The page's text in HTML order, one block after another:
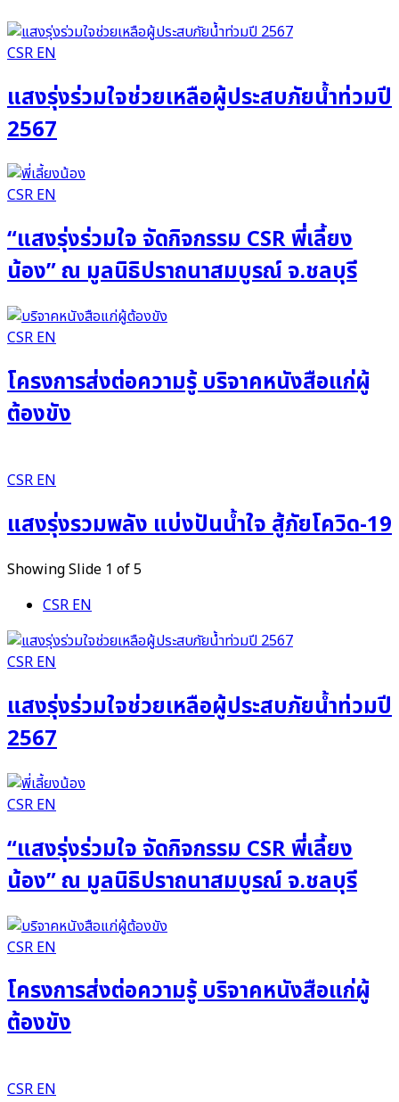
CSR EN
แสงรุ่งร่วมใจช่วยเหลือผู้ประสบภัยน้ำท่วมปี
2567
CSR EN
“แสงรุ่งร่วมใจ จัดกิจกรรม CSR พี่เลี้ยง
น้อง” ณ มูลนิธิปราถนาสมบูรณ์ จ.ชลบุรี
CSR EN
โครงการส่งต่อความรู้ บริจาคหนังสือแก่ผู้
ต้องขัง
CSR EN
แสงรุ่งรวมพลัง แบ่งปันน้ำใจ สู้ภัยโควิด-19
Showing Slide 1 of 5
CSR EN
CSR EN
แสงรุ่งร่วมใจช่วยเหลือผู้ประสบภัยน้ำท่วมปี
2567
CSR EN
“แสงรุ่งร่วมใจ จัดกิจกรรม CSR พี่เลี้ยง
น้อง” ณ มูลนิธิปราถนาสมบูรณ์ จ.ชลบุรี
CSR EN
โครงการส่งต่อความรู้ บริจาคหนังสือแก่ผู้
ต้องขัง
CSR EN